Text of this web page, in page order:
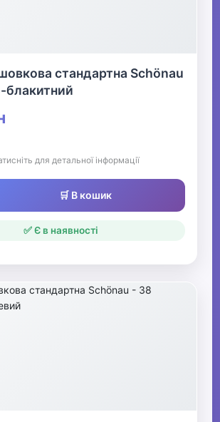
стандартна Schönau
блакитний
для детальної інформації
🛒 В кошик
✅ Є в наявності